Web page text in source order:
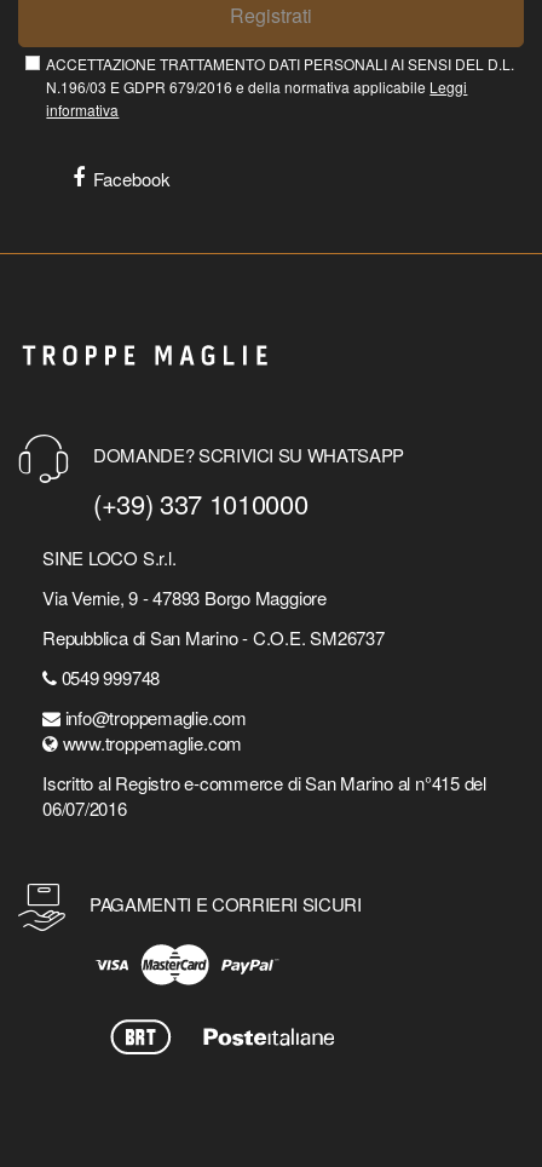
Registrati
ACCETTAZIONE TRATTAMENTO DATI PERSONALI AI SENSI DEL D.L.
N.196/03 E GDPR 679/2016 e della normativa applicabile Leggi
informativa
Facebook
DOMANDE? SCRIVICI SU WHATSAPP
(+39) 337 1010000
SINE LOCO S.r.l.
Via Vernie, 9 - 47893 Borgo Maggiore
Repubblica di San Marino - C.O.E. SM26737
0549 999748
info@troppemaglie.com
www.troppemaglie.com
Iscritto al Registro e-commerce di San Marino al n°415 del
06/07/2016
PAGAMENTI E CORRIERI SICURI